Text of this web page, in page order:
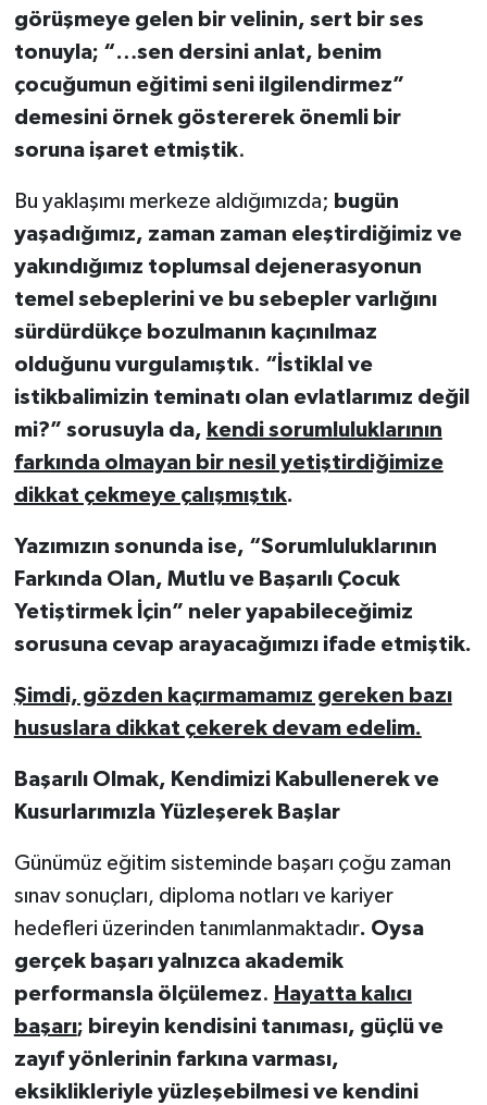
görüşmeye gelen bir velinin, sert bir ses
tonuyla; “…sen dersini anlat, benim
çocuğumun eğitimi seni ilgilendirmez”
demesini örnek göstererek önemli bir
soruna işaret etmiştik.
Bu yaklaşımı merkeze aldığımızda; bugün
yaşadığımız, zaman zaman eleştirdiğimiz ve
yakındığımız toplumsal dejenerasyonun
temel sebeplerini ve bu sebepler varlığını
sürdürdükçe bozulmanın kaçınılmaz
olduğunu vurgulamıştık. “İstiklal ve
istikbalimizin teminatı olan evlatlarımız değil
mi?” sorusuyla da, kendi sorumluluklarının
farkında olmayan bir nesil yetiştirdiğimize
dikkat çekmeye çalışmıştık.
Yazımızın sonunda ise, “Sorumluluklarının
Farkında Olan, Mutlu ve Başarılı Çocuk
Yetiştirmek İçin” neler yapabileceğimiz
sorusuna cevap arayacağımızı ifade etmiştik.
Şimdi, gözden kaçırmamamız gereken bazı
hususlara dikkat çekerek devam edelim.
Başarılı Olmak, Kendimizi Kabullenerek ve
Kusurlarımızla Yüzleşerek Başlar
Günümüz eğitim sisteminde başarı çoğu zaman
sınav sonuçları, diploma notları ve kariyer
hedefleri üzerinden tanımlanmaktadır. Oysa
gerçek başarı yalnızca akademik
performansla ölçülemez. Hayatta kalıcı
başarı; bireyin kendisini tanıması, güçlü ve
zayıf yönlerinin farkına varması,
eksiklikleriyle yüzleşebilmesi ve kendini